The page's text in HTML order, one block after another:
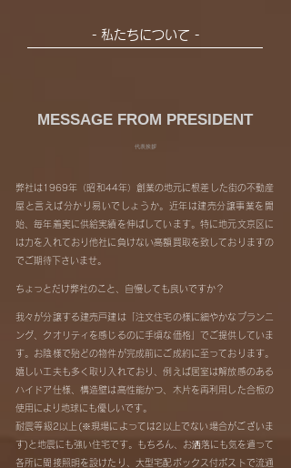
- ​私たちについて -
MESSAGE FROM PRESIDENT
代表挨拶
弊社は1969年（昭和44年）創業の地元に根差した街の不動産
屋と言えば分かり易いでしょうか。近年は建売分譲事業を開
始、毎年着実に供給実績を伸ばしています。特に地元文京区に
は力を入れており他社に負けない高額買取を致しておりますの
でご期待下さいませ。
ちょっとだけ弊社のこと、自慢しても良いですか？
我々が分譲する建売戸建は「注文住宅の様に細やかなプランニ
ング、クオリティを感じるのに手頃な価格」でご提供していま
す。お陰様で殆どの物件が完成前にご成約に至っております。
嬉しい工夫も多く取り入れており、例えば居室は解放感のある
ハイドア仕様、構造壁は高性能かつ、木片を再利用した合板の
使用により地球にも優しいです。
耐震等級2以上(※現場によっては2以上でない場合がございま
す)と地震にも強い住宅です。もちろん、お洒落にも気を遣って
各所に間接照明を設けたり、大型宅配ボックス付ポストで流通